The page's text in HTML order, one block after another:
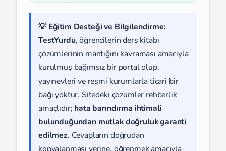
💡 Eğitim Desteği ve Bilgilendirme:
TestYurdu, öğrencilerin ders kitabı
çözümlerinin mantığını kavraması amacıyla
kurulmuş bağımsız bir portal olup,
yayınevleri ve resmi kurumlarla ticari bir
bağı yoktur. Sitedeki çözümler rehberlik
amaçlıdır; hata barındırma ihtimali
bulunduğundan mutlak doğruluk garanti
edilmez. Cevapların doğrudan